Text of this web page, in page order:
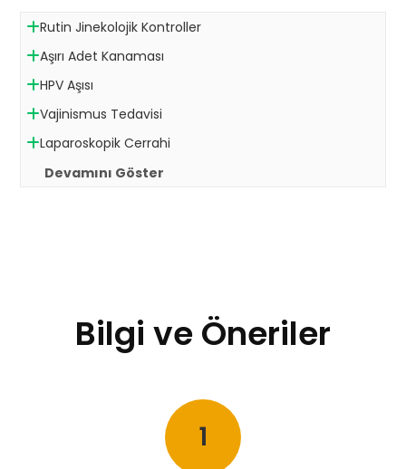
Rutin Jinekolojik Kontroller
Aşırı Adet Kanaması
HPV Aşısı
Vajinismus Tedavisi
Laparoskopik Cerrahi
Devamını Göster
Bilgi ve Öneriler
1